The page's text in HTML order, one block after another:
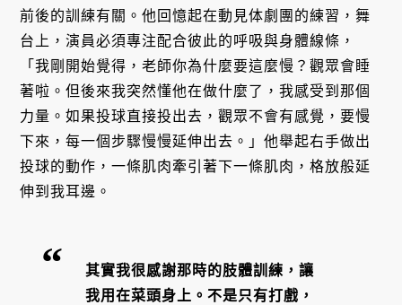
前後的訓練有關。他回憶起在動見体劇團的練習，舞
台上，演員必須專注配合彼此的呼吸與身體線條，
「我剛開始覺得，老師你為什麼要這麼慢？觀眾會睡
著啦。但後來我突然懂他在做什麼了，我感受到那個
力量。如果投球直接投出去，觀眾不會有感覺，要慢
下來，每一個步驟慢慢延伸出去。」他舉起右手做出
投球的動作，一條肌肉牽引著下一條肌肉，格放般延
伸到我耳邊。
其實我很感謝那時的肢體訓練，讓
我用在菜頭身上。不是只有打戲，